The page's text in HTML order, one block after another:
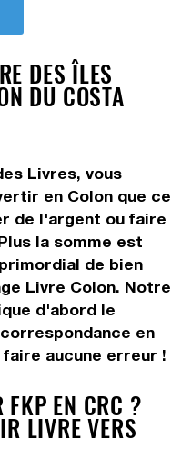
DES ÎLES
DU COSTA
Livres, vous
en Colon que ce
de l'argent ou faire
la somme est
de bien
Livre Colon. Notre
d'abord le
en
aucune erreur !
FKP EN CRC ?
LIVRE VERS